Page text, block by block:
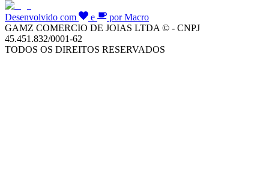
Desenvolvido com e
por Macro
GAMZ COMERCIO DE JOIAS LTDA © - CNPJ
45.451.832/0001-62
TODOS OS DIREITOS RESERVADOS